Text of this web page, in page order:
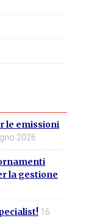
le emissioni
2026
la gestione
16